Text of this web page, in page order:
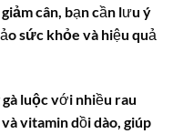
giảm cân, bạn cần lưu ý
sức khỏe và hiệu quả
luộcvới nhiều rau
vitamin dồi dào, giúp